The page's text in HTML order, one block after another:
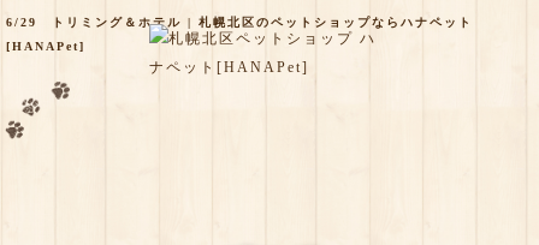
6/29 トリミング＆ホテル | 札幌北区のペットショップならハナペット
[HANAPet]